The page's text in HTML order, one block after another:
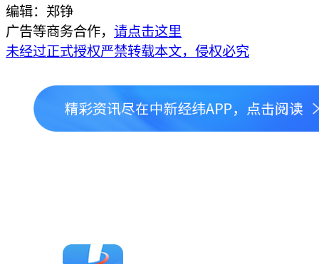
编辑：郑铮
广告等商务合作， 请点击这里
未经过正式授权严禁转载本文，侵权必究